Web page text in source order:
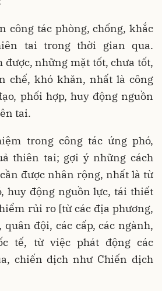
công tác phòng, chống, khắc
tai trong thời gian qua.
được, những mặt tốt, chưa tốt,
chế, khó khăn, nhất là công
phối hợp, huy động nguồn
tai.
trong công tác ứng phó,
thiên tai; gợi ý những cách
được nhân rộng, nhất là từ
huy động nguồn lực, tái thiết
rủi ro [từ các địa phương,
đội, các cấp, các ngành,
tế, từ việc phát động các
chiến dịch như Chiến dịch